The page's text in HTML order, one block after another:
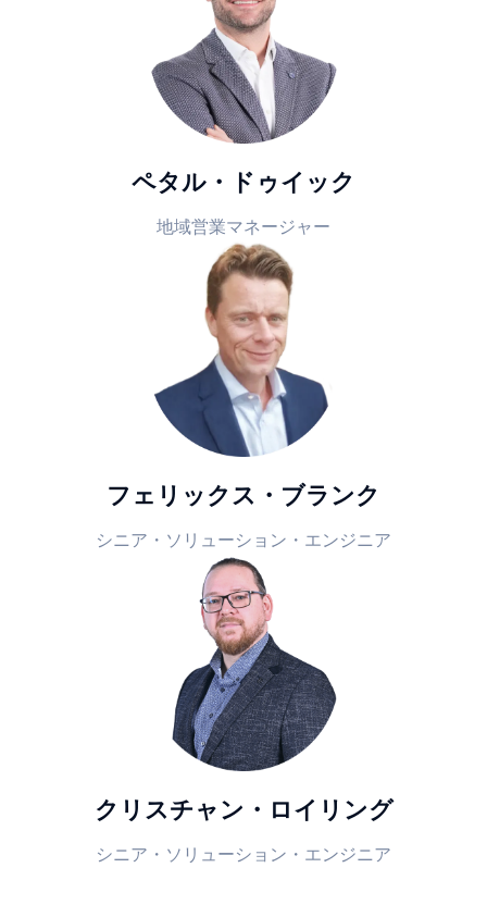
ペタル・ドゥイック
地域営業マネージャー
フェリックス・ブランク
シニア・ソリューション・エンジニア
クリスチャン・ロイリング
シニア・ソリューション・エンジニア